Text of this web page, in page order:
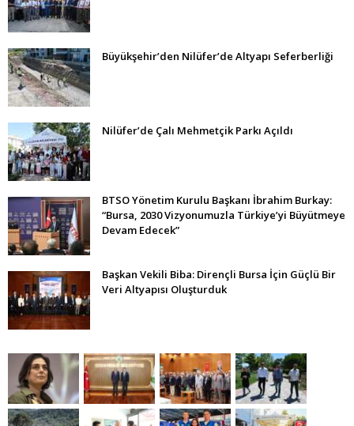
Büyükşehir’den Nilüfer’de Altyapı Seferberliği
Nilüfer’de Çalı Mehmetçik Parkı Açıldı
BTSO Yönetim Kurulu Başkanı İbrahim Burkay:
“Bursa, 2030 Vizyonumuzla Türkiye’yi Büyütmeye
Devam Edecek”
Başkan Vekili Biba: Dirençli Bursa İçin Güçlü Bir
Veri Altyapısı Oluşturduk